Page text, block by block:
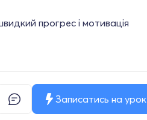
прогрес і мотивація
Записатись на урок